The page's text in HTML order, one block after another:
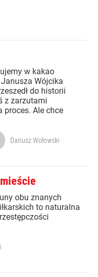
w kakao
Wójcika
do historii
z zarzutami
proces. Ale chce
Dariusz Wołowski
obu znanych
to naturalna